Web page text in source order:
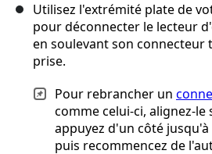
Utilisez l'extrémité plate de
pour déconnecter le lecteur
en soulevant son connecteur
prise.
Pour rebrancher un
comme celui-ci, alignez-
appuyez d'un côté
puis recommencez de